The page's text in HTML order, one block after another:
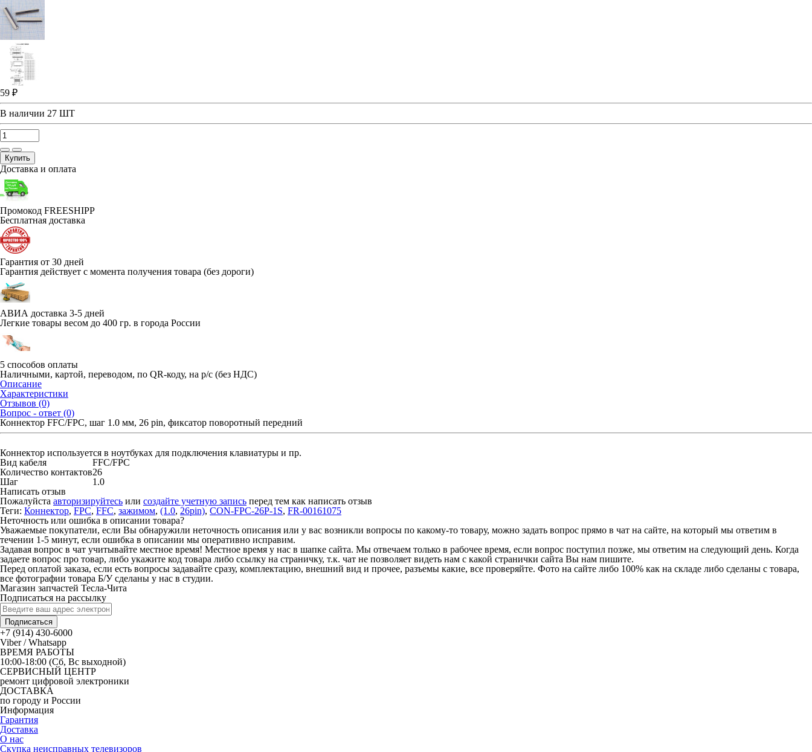
59 ₽
В наличии 27 ШТ
Купить
Доставка и оплата
Промокод FREESHIPP
Бесплатная доставка
Гарантия от 30 дней
Гарантия действует с момента получения товара (без дороги)
АВИА доставка 3-5 дней
Легкие товары весом до 400 гр. в города России
5 способов оплаты
Наличными, картой, переводом, по QR-коду, на р/с (без НДС)
Описание
Характеристики
Отзывов (0)
Вопрос - ответ (0)
Коннектор FFC/FPC, шаг 1.0 мм, 26 pin, фиксатор поворотный передний
Коннектор используется в ноутбуках для подключения клавиатуры и пр.
Вид кабеля
FFC/FPC
Количество контактов26
Шаг
1.0
Написать отзыв
Пожалуйста авторизируйтесь или создайте учетную запись перед тем как написать отзыв
Теги: Коннектор, FPC, FFC, зажимом, (1.0, 26pin), CON-FPC-26P-1S, FR-00161075
Неточность или ошибка в описании товара?
Уважаемые покупатели, если Вы обнаружили неточность описания или у вас возникли вопросы по какому-то товару, можно задать вопрос прямо в чат на сайте, на который мы ответим в
течении 1-5 минут, если ошибка в описании мы оперативно исправим.
Задавая вопрос в чат учитывайте местное время! Местное время у нас в шапке сайта. Мы отвечаем только в рабочее время, если вопрос поступил позже, мы ответим на следующий день. Когда
задаете вопрос про товар, либо укажите код товара либо ссылку на страничку, т.к. чат не позволяет видеть нам с какой странички сайта Вы нам пишите.
Перед оплатой заказа, если есть вопросы задавайте сразу, комплектацию, внешний вид и прочее, разъемы какие, все проверяйте. Фото на сайте либо 100% как на складе либо сделаны с товара,
все фотографии товара Б/У сделаны у нас в студии.
Магазин запчастей Тесла-Чита
Подписаться на рассылку
Подписаться
+7 (914) 430-6000
Viber / Whatsapp
ВРЕМЯ РАБОТЫ
10:00-18:00 (Сб, Вс выходной)
СЕРВИСНЫЙ ЦЕНТР
ремонт цифровой электроники
ДОСТАВКА
по городу и России
Информация
Гарантия
Доставка
О нас
Скупка неисправных телевизоров